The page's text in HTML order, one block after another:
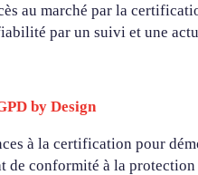
au marché par la
par un suivi et une
by Design
à la certification pour
de conformité à la